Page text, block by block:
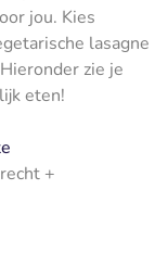
jou. Kies
lasagne
zie je
eten!
+